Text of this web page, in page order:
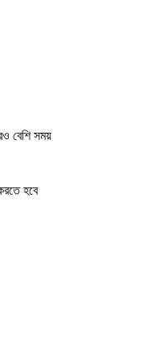
বেশি সময়
হবে